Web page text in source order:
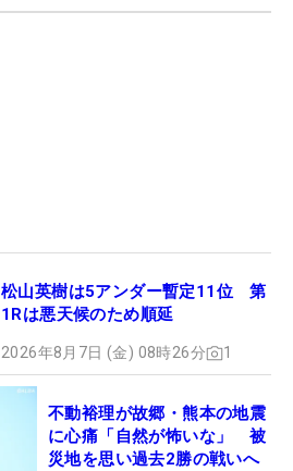
松山英樹は5アンダー暫定11位 第
1Rは悪天候のため順延
2026年8月7日 (金) 08時26分 1
不動裕理が故郷・熊本の地震
に心痛「自然が怖いな」 被
災地を思い過去2勝の戦いへ